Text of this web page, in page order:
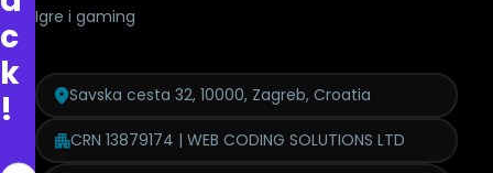
c
k
!
Igre i gaming
Savska cesta 32, 10000, Zagreb, Croatia
CRN 13879174 | WEB CODING SOLUTIONS LTD